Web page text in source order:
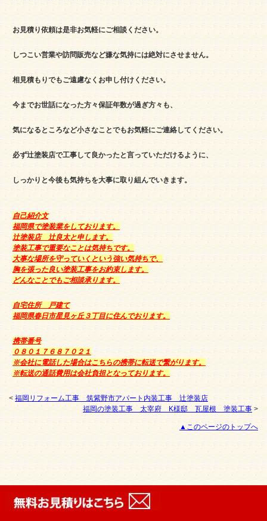
お見積り依頼は是非お気軽にご相談ください。
しつこい営業や訪問販売など嫌な気持には絶対にさせません。
相見積もりでもご遠慮なくお申し付けください。
今までお世話になった方々保証年数が過ぎ方々も、
気になるところなど小さなことでもお気軽にご連絡してください。
必ず辻塗装店で工事して良かったと言っていただけるように、
しっかりと今後も気持ちを大事に取り組んでいきます。
自己紹介文
福岡県で塗装業をしております。
辻塗装店 辻良太と申します。
塗装工事で重要なことは気持ちです。
大事な場所を守っていくという強い気持ちで、
胸を張った良い塗装工事をお約束します。
どんなことでもご相談承ります。
自宅住所 戸建て
福岡県春日市星見ヶ丘３丁目に住んでおります。
携帯番号
０８０１７６８７０２１
※会社に電話した場合はこちらの携帯に転送で繋がります。
※転送の通話費用は会社負担となっております。
< 福岡リフォーム工事 筑紫野市アパート内装工事 辻塗装店
福岡の塗装工事 太宰府 K様邸 瓦屋根 塗装工事 >
▲このページのトップへ